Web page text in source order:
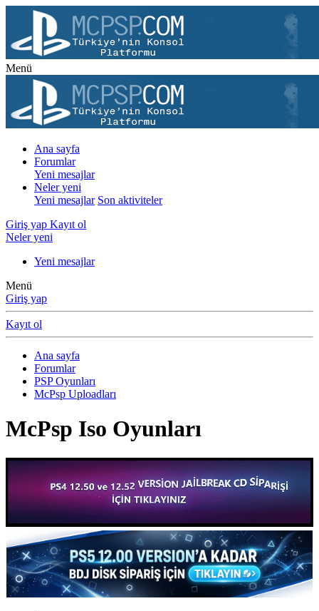
Menü
Ana sayfa
Forumlar
Yeni mesajlar
Neler yeni
Yeni mesajlar Son aktiviteler
Giriş yap Kayıt ol
Neler yeni
Yeni mesajlar
Menü
Giriş yap
Kayıt ol
Ana sayfa
Forumlar
PSP Oyunları
McPsp Uploadları
McPsp Iso Oyunları